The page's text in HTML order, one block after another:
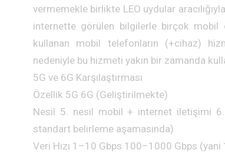
vermemekle birlikte LEO uydular
internette görülen bilgilerle birçok mobil
kullanan mobil telefonların (+cihaz)
nedeniyle bu hizmeti yakın bir zamanda
5G ve 6G Karşılaştırması
Özellik 5G 6G (Geliştirilmekte)
Nesil 5. nesil mobil + internet iletişimi
standart belirleme aşamasında)
Veri Hızı 1–10 Gbps 100–1000 Gbps (yani